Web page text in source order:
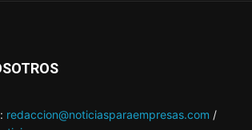
redaccion@noticiasparaempresas.com /